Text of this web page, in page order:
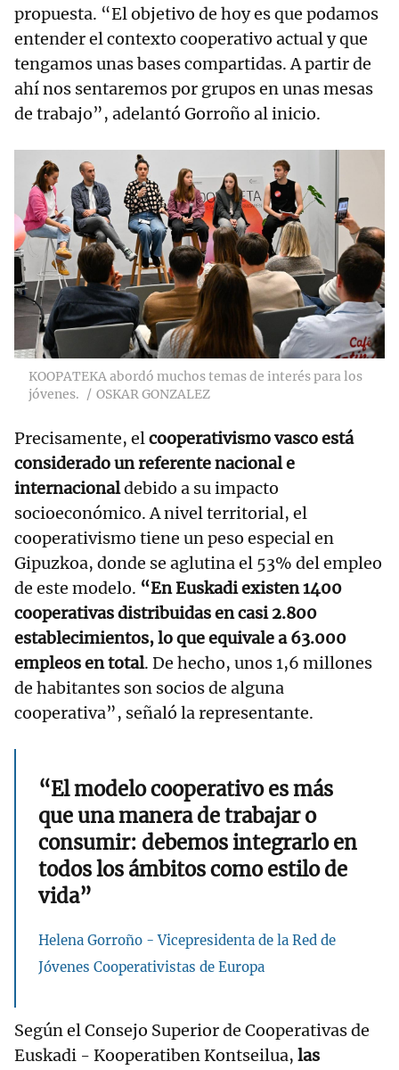
propuesta. “El objetivo de hoy es que podamos
entender el contexto cooperativo actual y que
tengamos unas bases compartidas. A partir de
ahí nos sentaremos por grupos en unas mesas
de trabajo”, adelantó Gorroño al inicio.
KOOPATEKA abordó muchos temas de interés para los
jóvenes.
OSKAR GONZALEZ
Precisamente, el cooperativismo vasco está
considerado un referente nacional e
internacionaldebido a su impacto
socioeconómico. A nivel territorial, el
cooperativismo tiene un peso especial en
Gipuzkoa, donde se aglutina el 53% del empleo
de este modelo. “En Euskadi existen 1400
cooperativas distribuidas en casi 2.800
establecimientos, lo que equivale a 63.000
empleos en total. De hecho, unos 1,6 millones
de habitantes son socios de alguna
cooperativa”, señaló la representante.
“El modelo cooperativo es más
que una manera de trabajar o
consumir: debemos integrarlo en
todos los ámbitos como estilo de
vida”
Helena Gorroño - Vicepresidenta de la Red de
Jóvenes Cooperativistas de Europa
Según el Consejo Superior de Cooperativas de
Euskadi - Kooperatiben Kontseilua, las